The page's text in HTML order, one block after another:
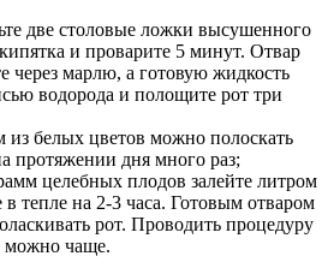
две столовые ложки высушенного
и проварите 5 минут. Отвар
через марлю, а готовую жидкость
водорода и полощите рот три
из белых цветов можно полоскать
протяжении дня много раз;
целебных плодов залейте литром
в тепле на 2-3 часа. Готовым отваром
рот. Проводить процедуру
можно чаще.